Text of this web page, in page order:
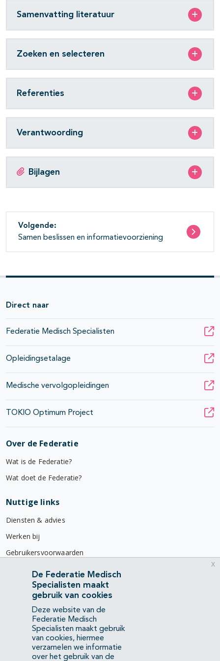
Samenvatting literatuur
Zoeken en selecteren
Referenties
Verantwoording
Bijlagen
Volgende:
Samen beslissen en informatievoorziening
Direct naar
Federatie Medisch Specialisten
Opleidingsetalage
Medische vervolgopleidingen
TOKIO Optimum Project
Over de Federatie
Wat is de Federatie?
Wat doet de Federatie?
Nuttige links
Diensten & advies
Werken bij
Gebruikersvoorwaarden
Privacyverklaring
Contact
Mercatorlaan 1200
3528 BL Utrecht
(088) 505 34 34
info@richtlijnendatabase.nl
De Federatie Medisch
Specialisten maakt
gebruik van cookies
Deze website van de
Federatie Medisch
Specialisten maakt gebruik
van cookies, hiermee
verzamelen we informatie
over het gebruik van de
x